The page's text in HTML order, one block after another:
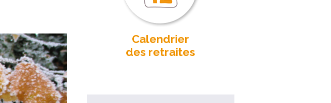
Calendrier
des retraites